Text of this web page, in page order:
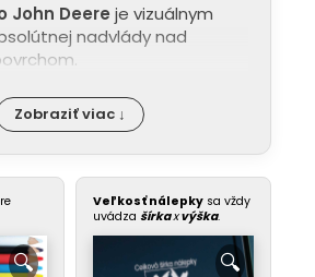
John Deere je vizuálnym
nadvlády nad
Zobraziť viac ↓
Veľkosť nálepky sa vždy
uvádza šírkaxvýška.